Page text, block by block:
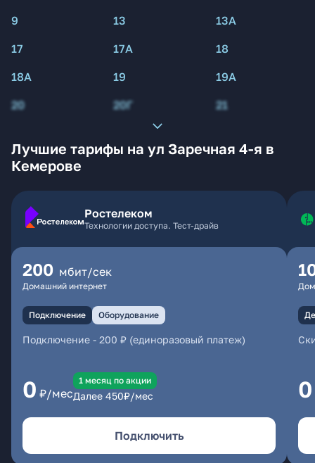
9
13
13А
17
17А
18
18А
19
19А
20
20Г 21
Лучшие тарифы на ул Заречная 4-я в
Кемерове
Ростелеком
Технологии доступа. Тест-драйв
200 мбит/сек
Домашний интернет
Подключение Оборудование
Подключение - 200 ₽ (единоразовый платеж)
0 ₽/мес
1 месяц по акции
Далее 450₽/мес
Подключить
0